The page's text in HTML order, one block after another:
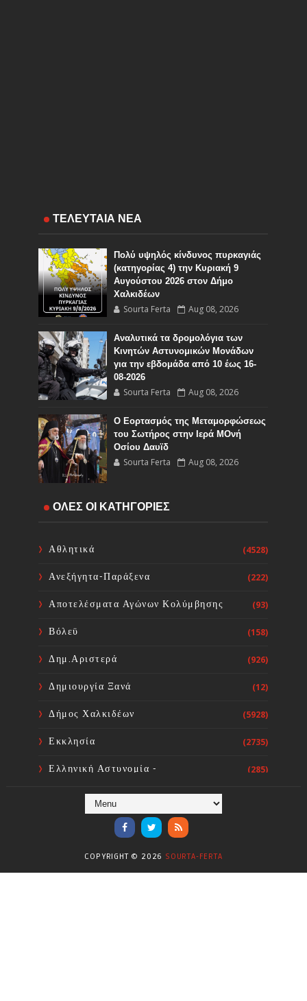
ΤΕΛΕΥΤΑΙΑ ΝΕΑ
Πολύ υψηλός κίνδυνος πυρκαγιάς
(κατηγορίας 4) την Κυριακή 9
Αυγούστου 2026 στον Δήμο
Χαλκιδέων
Sourta Ferta Aug 08, 2026
Αναλυτικά τα δρομολόγια των
Κινητών Αστυνομικών Μονάδων
για την εβδομάδα από 10 έως 16-
08-2026
Sourta Ferta Aug 08, 2026
Ο Εορτασμός της Μεταμορφώσεως
του Σωτήρος στην Ιερά ΜΟνή
Οσίου Δαυϊδ
Sourta Ferta Aug 08, 2026
Ευχαριστήριος Εορτασμός της
Sourta Ferta
αναβάθμιση του 4ου Δημοτικού
ΟΛΕΣ ΟΙ ΚΑΤΗΓΟΡΙΕΣ
Αθλητικά (4528)
Ανεξήγητα-Παράξενα (222)
Αποτελέσματα Αγώνων Κολύμβησης (93)
Βόλεϋ (158)
Δημ.Αριστερά (926)
Δημιουργία Ξανά (12)
Δήμος Χαλκιδέων (5928)
Εκκλησία (2735)
Ελληνική Αστυνομία -
(285)
Ενόργανη Γυμναστική
COPYRIGHT © 2026 SOURTA-FERTA